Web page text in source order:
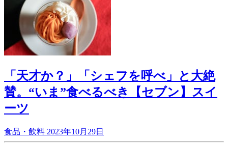
「天才か？」「シェフを呼べ」と大絶
賛。“いま”食べるべき【セブン】スイ
ーツ
食品・飲料 2023年10月29日